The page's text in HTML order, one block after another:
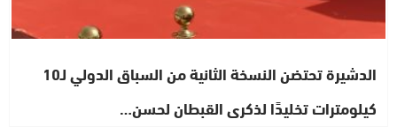
الدشيرة تحتضن النسخة الثانية من السباق الدولي لـ10
كيلومترات تخليدًا لذكرى القبطان لحسن…